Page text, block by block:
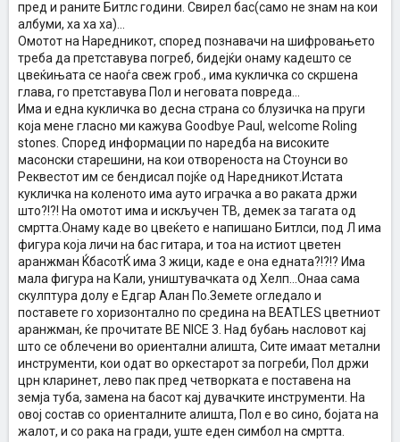
пред и раните Битлс години. Свирел бас(само не знам на кои
албуми, ха ха ха)...
Омотот на Наредникот, според познавачи на шифровањето
треба да претставува погреб, бидејќи онаму кадешто се
цвеќињата се наоѓа свеж гроб., има кукличка со скршена
глава, го претставува Пол и неговата повреда...
Има и една кукличка во десна страна со блузичка на пруги
која мене гласно ми кажува Goodbye Paul, welcome Roling
stones. Според информации по наредба на високите
масонски старешини, на кои отвореноста на Стоунси во
Реквестот им се бендисал појќе од Наредникот.Истата
кукличка на коленото има ауто играчка а во раката држи
што?!?! На омотот има и искључен ТВ, демек за тагата од
смртта.Онаму каде во цвеќето е напишано Битлси, под Л има
фигура која личи на бас гитара, и тоа на истиот цветен
аранжман ЌбасотЌ има 3 жици, каде е она едната?!?!? Има
мала фигура на Кали, уништувачката од Хелп...Онаа сама
скулптура долу е Едгар Алан По.Земете огледало и
поставете го хоризонтално по средина на BEATLES цветниот
аранжман, ќе прочитате BE NICE 3. Над бубањ насловот кај
што се облечени во ориентални алишта, Сите имаат метални
инструменти, кои одат во оркестарот за погреби, Пол држи
црн кларинет, лево пак пред четворката е поставена на
земја туба, замена на басот кај дувачките инструменти. На
овој состав со ориенталните алишта, Пол е во сино, бојата на
жалот, и со рака на гради, уште еден симбол на смртта.